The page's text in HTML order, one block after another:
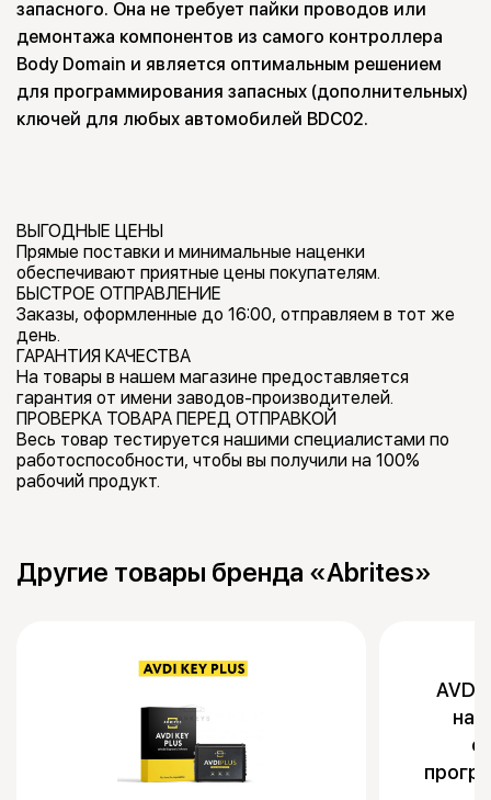
запасного. Она не требует пайки проводов или
демонтажа компонентов из самого контроллера
Body Domain и является оптимальным решением
для программирования запасных (дополнительных)
ключей для любых автомобилей BDC02.
ВЫГОДНЫЕ ЦЕНЫ
Прямые поставки и минимальные наценки
обеспечивают приятные цены покупателям.
БЫСТРОЕ ОТПРАВЛЕНИЕ
Заказы, оформленные до 16:00, отправляем в тот же
день.
ГАРАНТИЯ КАЧЕСТВА
На товары в нашем магазине предоставляется
гарантия от имени заводов-производителей.
ПРОВЕРКА ТОВАРА ПЕРЕД ОТПРАВКОЙ
Весь товар тестируется нашими специалистами по
работоспособности, чтобы вы получили на 100%
рабочий продукт.
Другие товары бренда «Abrites»
AVDI